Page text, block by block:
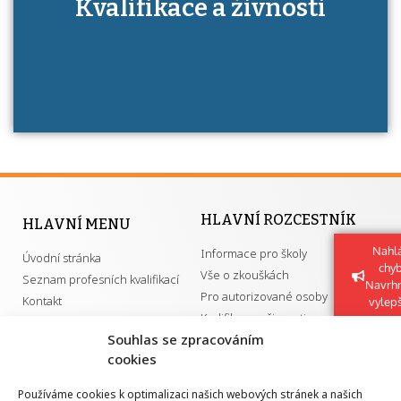
Souhlas se zpracováním
cookies
Používáme cookies k optimalizaci našich webových stránek a našich
má získání autorizace?
Kvalifikace a živnosti
HLAVNÍ MENU
Úvodní stránka
Seznam profesních kvalifikací
Kontakt
HLAVNÍ ROZCESTNÍK
Informace pro školy
Vše o zkouškách
Pro autorizované osoby
Kvalifikace a živnosti